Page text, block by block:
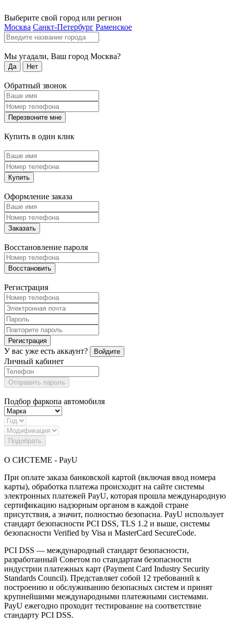
Выберите свой город или регион
Москва Санкт-Петербург Раменское
Мы угадали, Ваш город Москва?
Да Нет
Обратный звонок
Перезвоните мне
Купить в один клик
Купить
Оформление заказа
Заказать
Восстановление пароля
Восстановить
Регистрация
Регистрация
У вас уже есть аккаунт? Войдите
Личный кабинет
Отправить пароль
Подбор фаркопа автомобиля
Подобрать
О СИСТЕМЕ - PayU
При оплате заказа банковской картой (включая ввод номера
карты), обработка платежа происходит на сайте системы
электронных платежей PayU, которая прошла международную
сертификацию надзорным органом в каждой стране
присутствия, а значит, полностью безопасна. PayU использует
стандарт безопасности PCI DSS, TLS 1.2 и выше, системы
безопасности Verified by Visa и MasterCard SecureCode.
PCI DSS — международный стандарт безопасности,
разработанный Советом по стандартам безопасности
индустрии платежных карт (Payment Card Industry Security
Standards Council). Представляет собой 12 требований к
построению и обслуживанию безопасных систем и принят
крупнейшими международными платежными системами.
PayU ежегодно проходит тестирование на соответствие
стандарту PCI DSS.